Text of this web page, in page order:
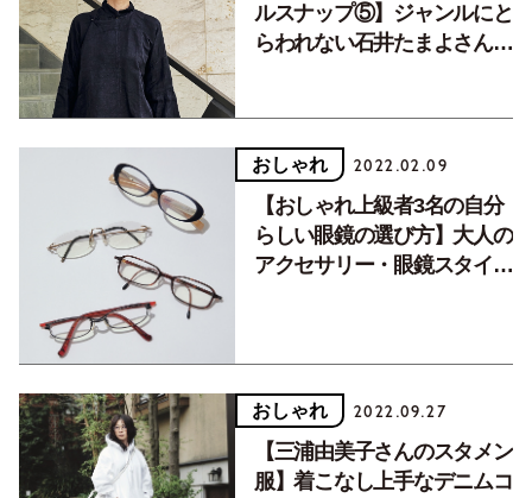
ルスナップ⑤】ジャンルにと
らわれない石井たまよさんの
おしゃれ 2022.02.09
【おしゃれ上級者3名の自分
らしい眼鏡の選び方】大人の
アクセサリー・眼鏡スタイル
おしゃれ 2022.09.27
【三浦由美子さんのスタメン
服】着こなし上手なデニムコ